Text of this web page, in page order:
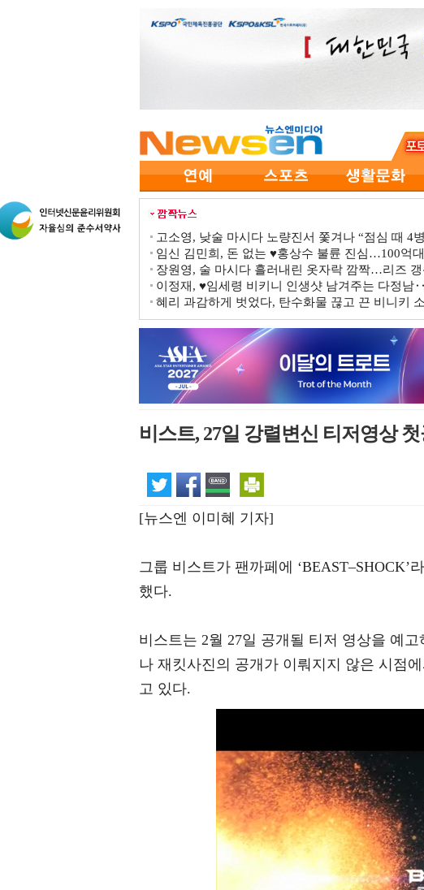
고소영, 낮술 마시다 노량진서 쫓겨나 “점심 때 4
임신 김민희, 돈 없는 ♥홍상수 불륜 진심…100억
장원영, 술 마시다 흘러내린 옷자락 깜짝…리즈
이정재, ♥임세령 비키니 인생샷 남겨주는 다정남
혜리 과감하게 벗었다, 탄수화물 끊고 끈 비니키
비스트, 27일 강렬변신 티저영상
[뉴스엔 이미혜 기자]
그룹 비스트가 팬까페에
했다.
비스트는 2월 27일 공개될 티저 영상을 예
나 재킷사진의 공개가 이뤄지지 않은 시점
고 있다.